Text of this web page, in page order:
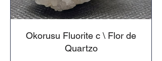
Okorusu Fluorite c \ Flor de
Quartzo